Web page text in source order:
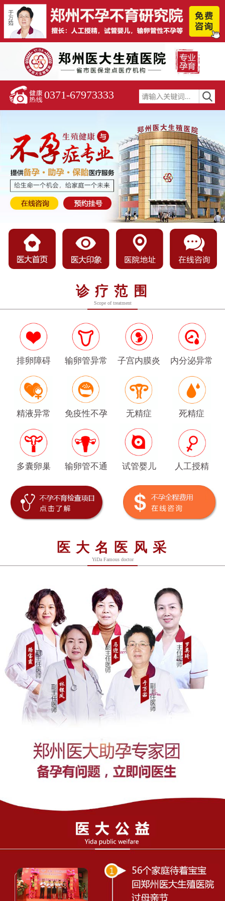
0371-67973333
诊疗范围
Scope of treatment
排卵障碍 输卵管异常 子宫内膜炎 内分泌异常
精液异常 免疫性不孕 无精症 死精症
多囊卵巢 输卵管不通 试管婴儿 人工授精
医大名医风采
YiDa Famous doctor